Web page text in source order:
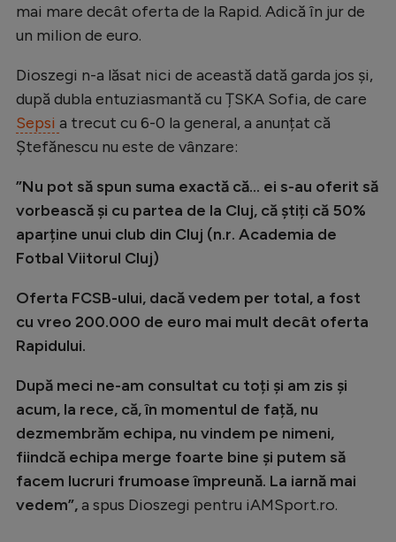
mai mare decât oferta de la Rapid. Adică în jur de
un milion de euro.
Dioszegi n-a lăsat nici de această dată garda jos și,
după dubla entuziasmantă cu ȚSKA Sofia, de care
Sepsi a trecut cu 6-0 la general, a anunțat că
Ștefănescu nu este de vânzare:
”Nu pot să spun suma exactă că... ei s-au oferit să
vorbească și cu partea de la Cluj, că știți că 50%
aparține unui club din Cluj (n.r. Academia de
Fotbal Viitorul Cluj)
Oferta FCSB-ului, dacă vedem per total, a fost
cu vreo 200.000 de euro mai mult decât oferta
Rapidului.
După meci ne-am consultat cu toți și am zis și
acum, la rece, că, în momentul de față, nu
dezmembrăm echipa, nu vindem pe nimeni,
fiindcă echipa merge foarte bine și putem să
facem lucruri frumoase împreună. La iarnă mai
vedem”,a spus Dioszegi pentru iAMSport.ro.